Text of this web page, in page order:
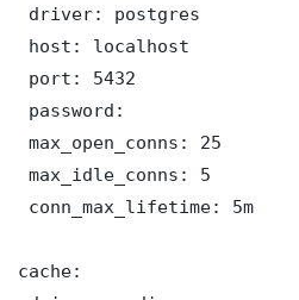
driver: postgres
host: localhost
port: 5432
password:
max_open_conns: 25
max_idle_conns: 5
conn_max_lifetime: 5m
cache: